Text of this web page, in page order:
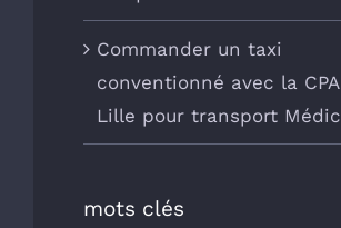
Commander un taxi
conventionné avec la
Lille pour transport
mots clés